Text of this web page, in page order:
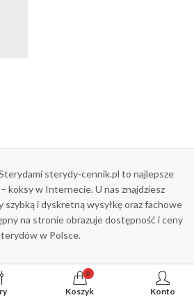
sterydy-cennik.pl to najlepsze
koksy w Internecie. U nas znajdziesz
i dyskretną wysyłkę oraz fachowe
na stronie obrazuje dostępność i ceny
w Polsce.
0
Koszyk Konto